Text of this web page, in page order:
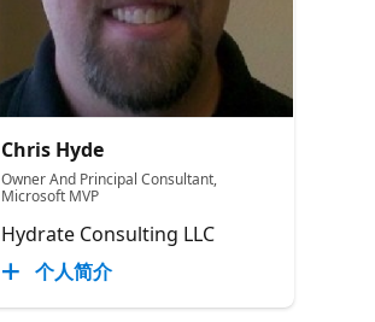
Chris Hyde
Owner And Principal Consultant,
Microsoft MVP
Hydrate Consulting LLC
个人简介